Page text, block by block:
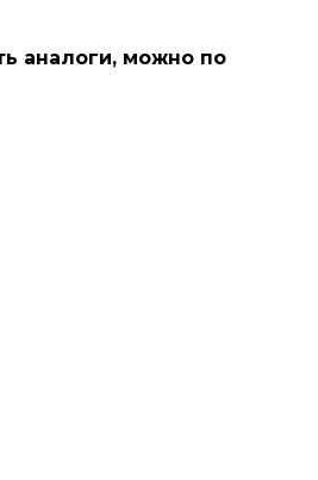
аналоги, можно по